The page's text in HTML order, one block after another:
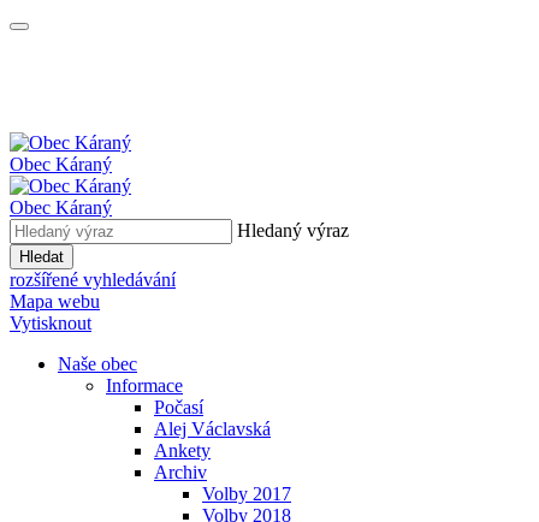
Obec Káraný
Obec Káraný
Hledaný výraz
Hledat
rozšířené vyhledávání
Mapa webu
Vytisknout
Naše obec
Informace
Počasí
Alej Václavská
Ankety
Archiv
Volby 2017
Volby 2018